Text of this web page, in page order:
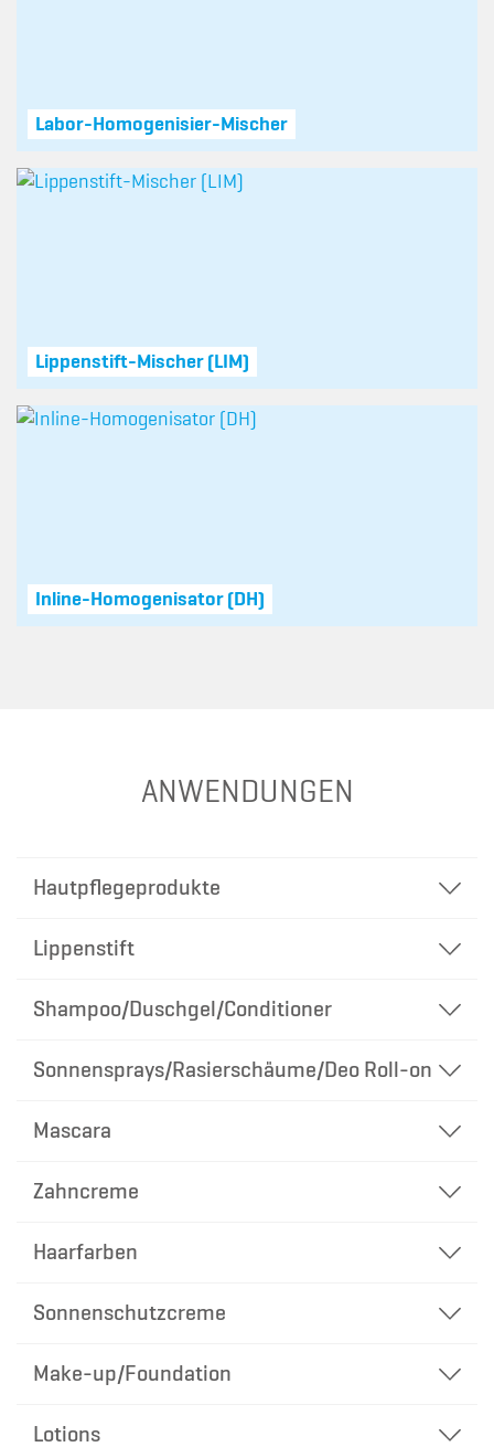
Labor-Homogenisier-Mischer
Lippenstift-Mischer (LIM)
Inline-Homogenisator (DH)
ANWENDUNGEN
Hautpflegeprodukte
Lippenstift
Shampoo/Duschgel/Conditioner
Sonnensprays/Rasierschäume/Deo Roll-on
Mascara
Zahncreme
Haarfarben
Sonnenschutzcreme
Make-up/Foundation
Lotions